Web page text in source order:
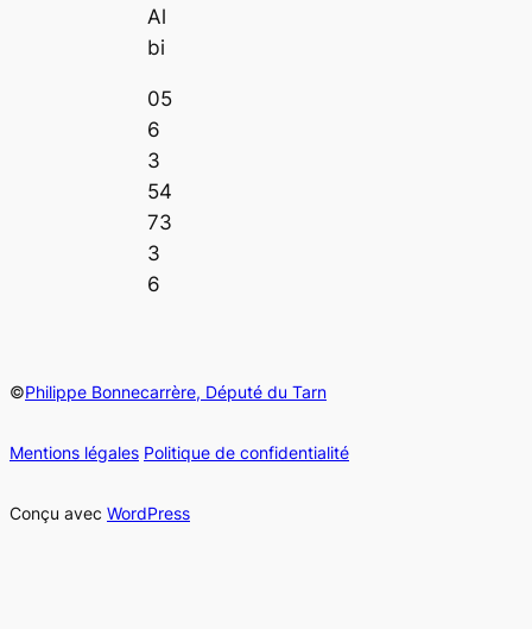
Al
bi
05
6
3
54
73
3
6
©Philippe Bonnecarrère, Député du Tarn
Mentions légales Politique de confidentialité
Conçu avec WordPress